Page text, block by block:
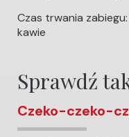
Czas trwania
kawie
Sprawdź
Czeko-czeko-